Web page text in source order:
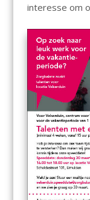
interesse om